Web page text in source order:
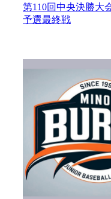
第110回中央決勝大
予選最終戦